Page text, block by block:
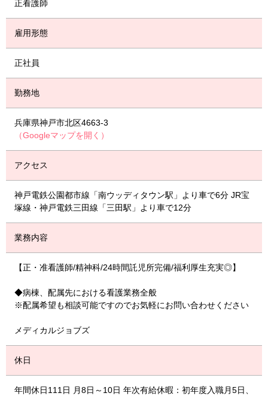
正看護師
雇用形態
正社員
勤務地
兵庫県神戸市北区4663-3
（Googleマップを開く）
アクセス
神戸電鉄公園都市線「南ウッディタウン駅」より車で6分 JR宝
塚線・神戸電鉄三田線「三田駅」より車で12分
業務内容
【正・准看護師/精神科/24時間託児所完備/福利厚生充実◎】
◆病棟、配属先における看護業務全般
※配属希望も相談可能ですのでお気軽にお問い合わせください
メディカルジョブズ
休日
年間休日111日 月8日～10日 年次有給休暇：初年度入職月5日、